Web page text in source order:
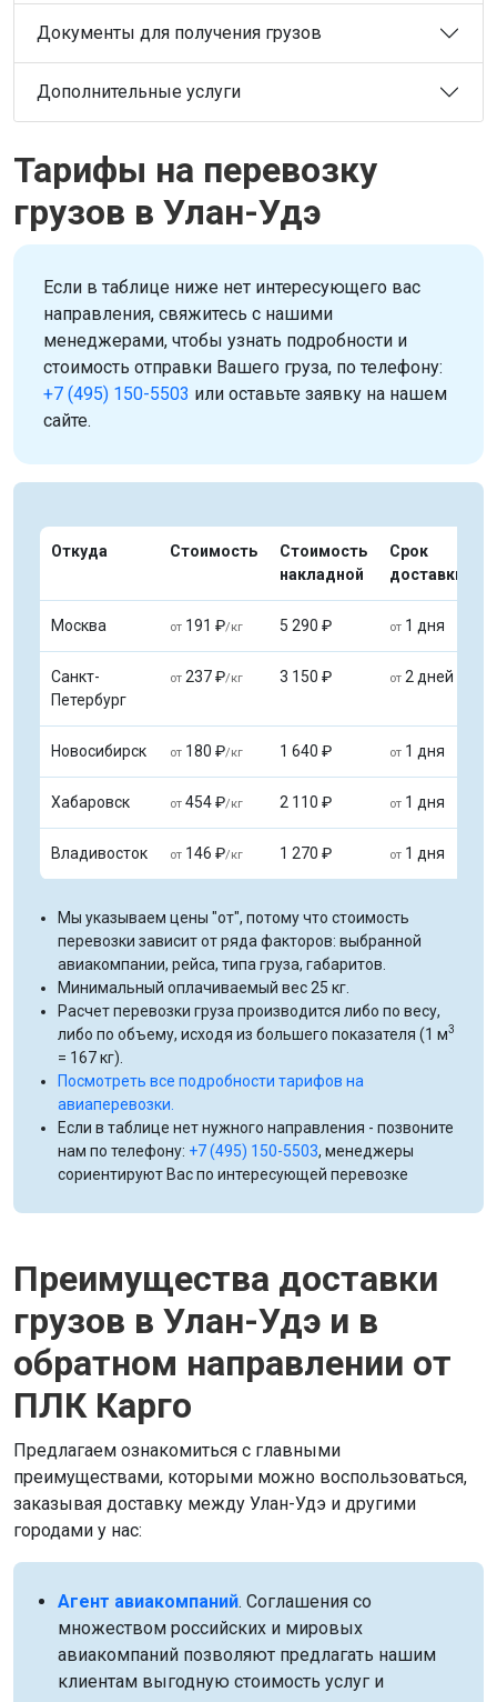
Документы для получения грузов
Дополнительные услуги
Тарифы на перевозку
грузов в Улан-Удэ
Если в таблице ниже нет интересующего вас
направления, свяжитесь с нашими
менеджерами, чтобы узнать подробности и
стоимость отправки Вашего груза, по телефону:
+7 (495) 150-5503 или оставьте заявку на нашем
сайте.
Откуда Стоимость
Стоимость
накладной
Срок
доставки
Москва от 191 ₽/кг 5 290 ₽ от 1 дня
Санкт-
Петербург
от 237 ₽/кг 3 150 ₽ от 2 дней
Новосибирск от 180 ₽/кг 1 640 ₽ от 1 дня
Хабаровск от 454 ₽/кг 2 110 ₽ от 1 дня
Владивосток от 146 ₽/кг 1 270 ₽ от 1 дня
Мы указываем цены "от", потому что стоимость
перевозки зависит от ряда факторов: выбранной
авиакомпании, рейса, типа груза, габаритов.
Минимальный оплачиваемый вес 25 кг.
Расчет перевозки груза производится либо по весу,
либо по объему, исходя из большего показателя (1 м3
= 167 кг).
Посмотреть все подробности тарифов на
авиаперевозки.
Если в таблице нет нужного направления - позвоните
нам по телефону: +7 (495) 150-5503, менеджеры
сориентируют Вас по интересующей перевозке
Преимущества доставки
грузов в Улан-Удэ и в
обратном направлении от
ПЛК Карго
Предлагаем ознакомиться с главными
преимуществами, которыми можно воспользоваться,
заказывая доставку между Улан-Удэ и другими
городами у нас:
Агент авиакомпаний. Соглашения со
множеством российских и мировых
авиакомпаний позволяют предлагать нашим
клиентам выгодную стоимость услуг и